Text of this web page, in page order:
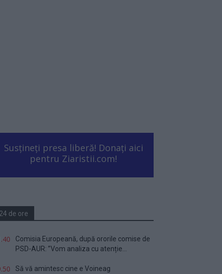
Susțineți presa liberă! Donați aici
pentru Ziaristii.com!
24 de ore
Comisia Europeană, după ororile comise de
PSD-AUR: ”Vom analiza cu atenție...
Să vă amintesc cine e Voineag